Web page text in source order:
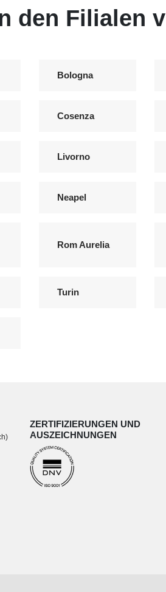
den Filialen
Bologna
Cosenza
Livorno
Neapel
Rom Aurelia
Turin
ZERTIFIZIERUNGEN UND
AUSZEICHNUNGEN